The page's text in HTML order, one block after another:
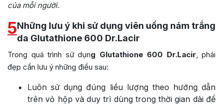
của mỗi người.
5Những lưu ý khi sử dụng viên uống nám trắng
da Glutathione 600 Dr.Lacir
Trong quá trình sử dụng Glutathione 600 Dr.Lacir, phái
đẹp cần lưu ý những điều sau:
Luôn sử dụng đúng liều lượng theo hướng dẫn
trên vỏ hộp và duy trì dùng trong thời gian dài để